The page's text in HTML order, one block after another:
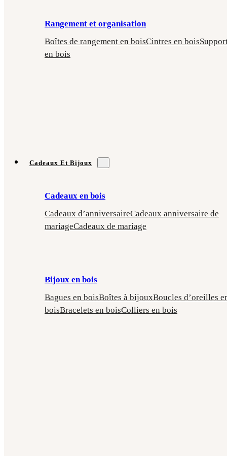
Rangement et organisation
Boîtes de rangement en boisCintres en bois
en bois
Cadeaux Et Bijoux
Cadeaux en bois
Cadeaux d’anniversaireCadeaux anniversaire de
mariageCadeaux de mariage
Bijoux en bois
Bagues en boisBoîtes à bijouxBoucles d’oreilles
boisBracelets en boisColliers en bois